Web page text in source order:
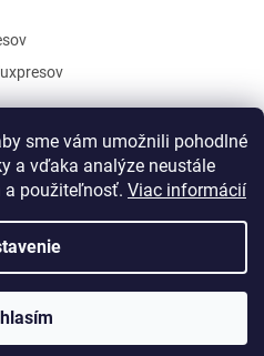
sme vám umožnili pohodlné
a vďaka analýze neustále
a použiteľnosť. Viac informácií
Shoptet
. Všetky práva vyhradené.